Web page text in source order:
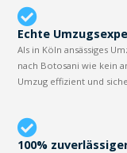
Echte
Als in Köln ansässiges
nach Botosani wie kein
Umzug effizient und
100%